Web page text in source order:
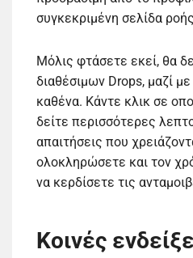
συγκεκριμένη σελίδα
Μόλις φτάσετε εκεί, θα
διαθέσιμων Drops, μαζί
καθένα. Κάντε κλικ σε
δείτε περισσότερες
απαιτήσεις που
ολοκληρώσετε και τον
να κερδίσετε τις
Κοινές